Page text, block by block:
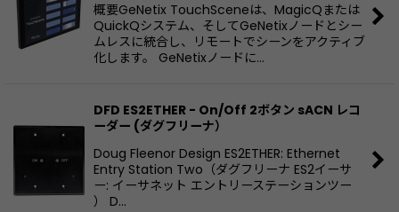
概要GeNetix TouchSceneは、MagicQまたは
QuickQシステム、そしてGeNetixノードとシー
ムレスに統合し、リモートでシーンをアクティブ
化します。 GeNetixノードに…
DFD ES2ETHER - On/Off 2ボタン sACN レコ
ーダー (ダグフリーナ）
Doug Fleenor Design ES2ETHER: Ethernet
Entry Station Two（ダグフリーナ ES2イーサ
ー: イーサネット エントリーステーションツー
） D…